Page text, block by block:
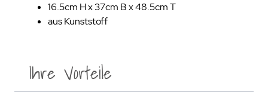
Ihre Vorteile
16.5cm H x 37cm B x 48.5cm T
aus Kunststoff